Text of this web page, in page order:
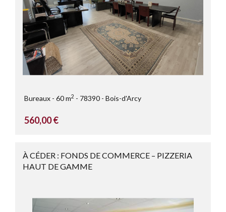
Bureaux 60 m2 78390 Bois-d'Arcy
560,00 €
À CÉDER : FONDS DE COMMERCE – PIZZERIA
HAUT DE GAMME